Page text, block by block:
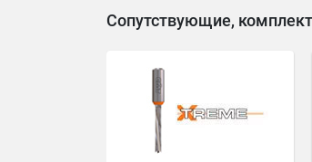
Сопутствующие,